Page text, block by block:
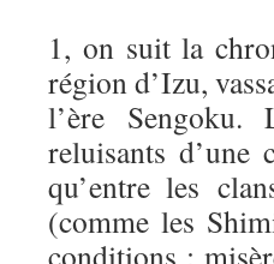
1, on suit la
région d’Izu,
l’ère Sengoku.
reluisants d’une
qu’entre les
(comme les
conditions :